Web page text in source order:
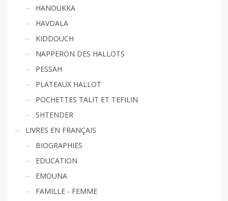
HANOUKKA
HAVDALA
KIDDOUCH
NAPPERON DES HALLOTS
PESSAH
PLATEAUX HALLOT
POCHETTES TALIT ET TEFILIN
SHTENDER
LIVRES EN FRANÇAIS
BIOGRAPHIES
EDUCATION
EMOUNA
FAMILLE - FEMME